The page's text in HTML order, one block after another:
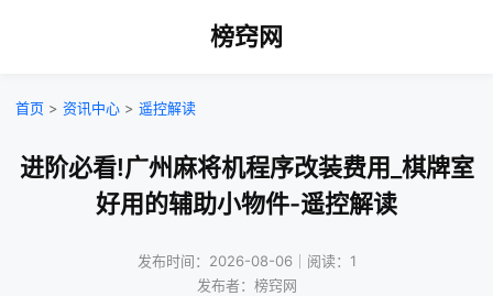
榜窍网
首页 > 资讯中心 > 遥控解读
进阶必看!广州麻将机程序改装费用_棋牌室
好用的辅助小物件-遥控解读
发布时间：2026-08-06｜阅读：1
发布者：榜窍网